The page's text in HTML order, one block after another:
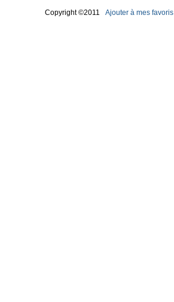
Copyright ©2011 Ajouter à mes favoris